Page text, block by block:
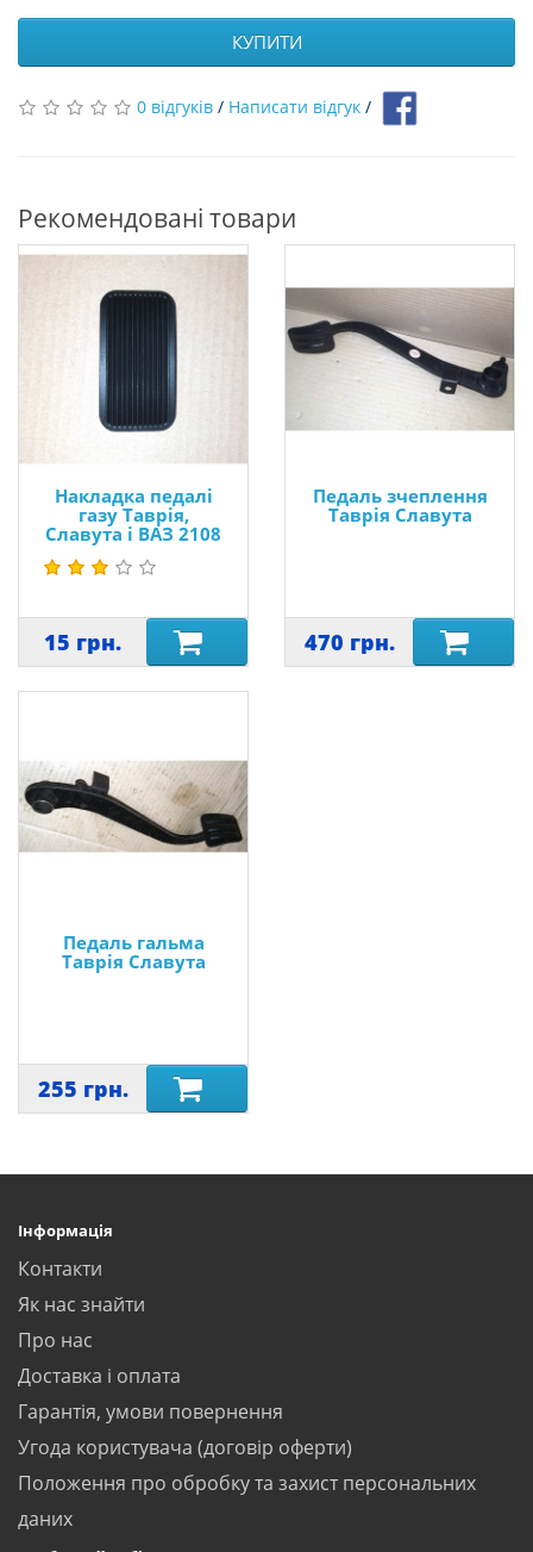
КУПИТИ
0 відгуків / Написати відгук /
Рекомендовані товари
Накладка педалі
газу Таврія,
Славута і ВАЗ 2108
15 грн.
Педаль зчеплення
Таврія Славута
470 грн.
Педаль гальма
Таврія Славута
255 грн.
Інформація
Контакти
Як нас знайти
Про нас
Доставка і оплата
Гарантія, умови повернення
Угода користувача (договір оферти)
Положення про обробку та захист персональних
даних